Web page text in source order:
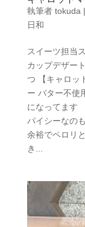
執筆者 tokuda |
日和
スイーツ担当
カップデザー
つ 【キャロッ
ー バター不使
になってます
パイシーなの
余裕でペロリ
き...